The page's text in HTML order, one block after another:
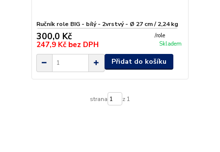
Ručník role BIG - bílý - 2vrstvý - Ø 27 cm / 2,24 kg
300,0 Kč /role
247,9 Kč bez DPH Skladem
Přidat do košíku
strana z 1